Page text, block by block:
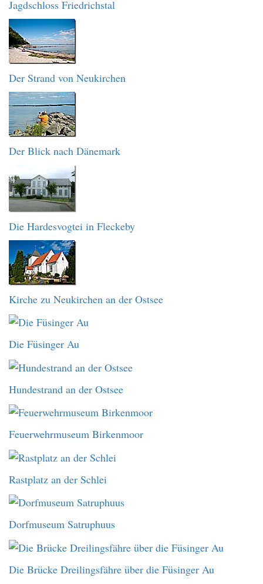
Jagdschloss Friedrichstal
Der Strand von Neukirchen
Der Blick nach Dänemark
Die Hardesvogtei in Fleckeby
Kirche zu Neukirchen an der Ostsee
Die Füsinger Au
Hundestrand an der Ostsee
Feuerwehrmuseum Birkenmoor
Rastplatz an der Schlei
Dorfmuseum Satruphuus
Die Brücke Dreilingsfähre über die Füsinger Au